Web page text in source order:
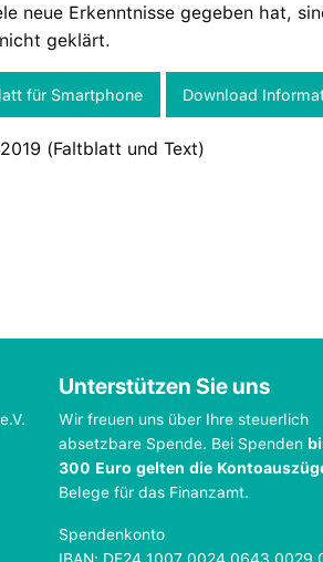
neue Erkenntnisse gegeben hat,
geklärt.
für Smartphone Download
(Faltblatt und Text)
Unterstützen Sie uns
Wir freuen uns über Ihre steuerlich
absetzbare Spende. Bei Spenden
300 Euro gelten die
Belege für das Finanzamt.
Spendenkonto